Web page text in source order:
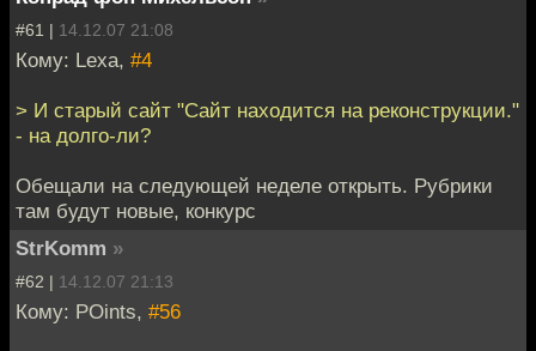
#61 | 14.12.07 21:08
Кому: Lexa, #4
> И старый сайт "Сайт находится на реконструкции."
- на долго-ли?
Обещали на следующей неделе открыть. Рубрики
там будут новые, конкурс
StrKomm »
#62 | 14.12.07 21:13
Кому: POints, #56